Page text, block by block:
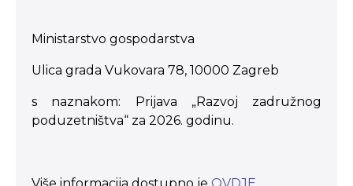
Ministarstvo gospodarstva
Ulica grada Vukovara 78, 10000 Zagreb
s naznakom: Prijava „Razvoj zadružnog
poduzetništva“ za 2026. godinu.